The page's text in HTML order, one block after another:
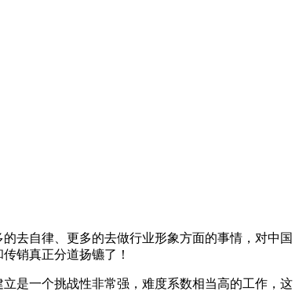
去自律、更多的去做行业形象方面的事情，对中国
销真正分道扬镳了！
是一个挑战性非常强，难度系数相当高的工作，这